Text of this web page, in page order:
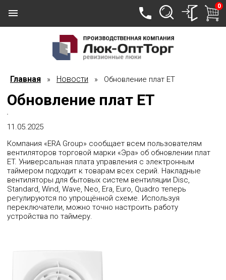
0
Главная » Новости » Обновление плат ET
Обновление плат ET
11.05.2025
Компания «ERA Group» сообщает всем пользователям
вентиляторов торговой марки «Эра» об обновлении плат
ET. Универсальная плата управления с электронным
таймером подходит к товарам всех серий. Накладные
вентиляторы для бытовых систем вентиляции Disc,
Standard, Wind, Wave, Neo, Era, Euro, Quadro теперь
регулируются по упрощённой схеме. Используя
переключатели, можно точно настроить работу
устройства по таймеру.